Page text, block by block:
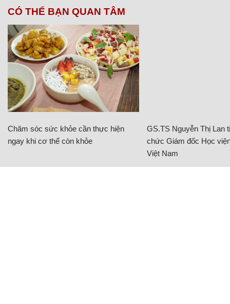
CÓ THỂ BẠN QUAN TÂM
Chăm sóc sức khỏe cần thực hiện
ngay khi cơ thể còn khỏe
GS.TS Nguyễn Thị Lan
chức Giám đốc Học
Việt Nam